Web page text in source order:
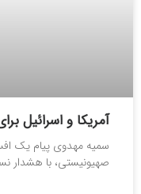
آمریکا و اسرائیل
سمیه مهدوی پیام یک
صهیونیستی، با هشدار